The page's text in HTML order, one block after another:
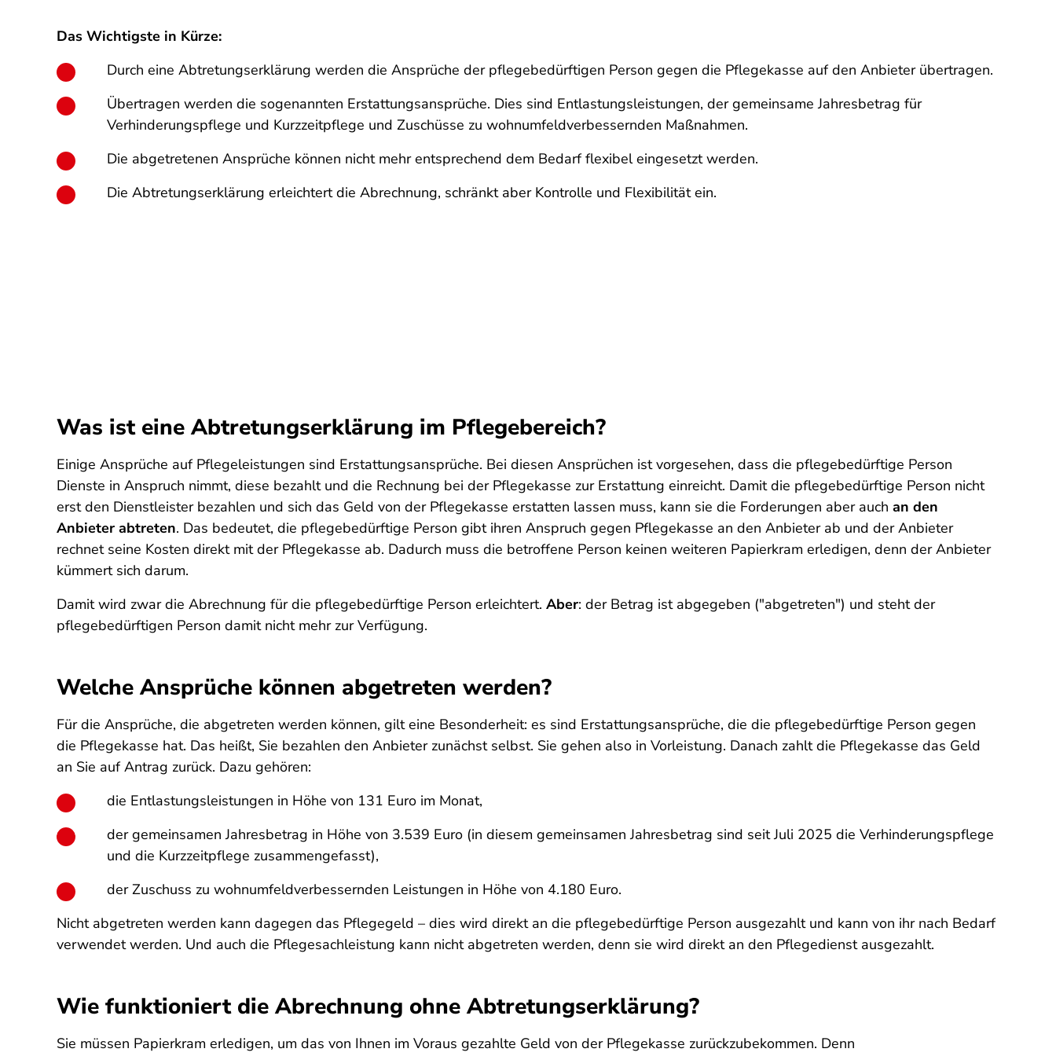
Das Wichtigste in Kürze:
Durch eine Abtretungserklärung werden die Ansprüche der pflegebedürftigen Person gegen die Pflegekasse auf den Anbieter übertragen.
Übertragen werden die sogenannten Erstattungsansprüche. Dies sind Entlastungsleistungen, der gemeinsame Jahresbetrag für
Verhinderungspflege und Kurzzeitpflege und Zuschüsse zu wohnumfeldverbessernden Maßnahmen.
Die abgetretenen Ansprüche können nicht mehr entsprechend dem Bedarf flexibel eingesetzt werden.
Die Abtretungserklärung erleichtert die Abrechnung, schränkt aber Kontrolle und Flexibilität ein.
Was ist eine Abtretungserklärung im Pflegebereich?
Einige Ansprüche auf Pflegeleistungen sind Erstattungsansprüche. Bei diesen Ansprüchen ist vorgesehen, dass die pflegebedürftige Person
Dienste in Anspruch nimmt, diese bezahlt und die Rechnung bei der Pflegekasse zur Erstattung einreicht. Damit die pflegebedürftige Person nicht
erst den Dienstleister bezahlen und sich das Geld von der Pflegekasse erstatten lassen muss, kann sie die Forderungen aber auch an den
Anbieter abtreten. Das bedeutet, die pflegebedürftige Person gibt ihren Anspruch gegen Pflegekasse an den Anbieter ab und der Anbieter
rechnet seine Kosten direkt mit der Pflegekasse ab. Dadurch muss die betroffene Person keinen weiteren Papierkram erledigen, denn der Anbieter
kümmert sich darum.
Damit wird zwar die Abrechnung für die pflegebedürftige Person erleichtert. Aber: der Betrag ist abgegeben ("abgetreten") und steht der
pflegebedürftigen Person damit nicht mehr zur Verfügung.
Welche Ansprüche können abgetreten werden?
Für die Ansprüche, die abgetreten werden können, gilt eine Besonderheit: es sind Erstattungsansprüche, die die pflegebedürftige Person gegen
die Pflegekasse hat. Das heißt, Sie bezahlen den Anbieter zunächst selbst. Sie gehen also in Vorleistung. Danach zahlt die Pflegekasse das Geld
an Sie auf Antrag zurück. Dazu gehören:
die Entlastungsleistungen in Höhe von 131 Euro im Monat,
der gemeinsamen Jahresbetrag in Höhe von 3.539 Euro (in diesem gemeinsamen Jahresbetrag sind seit Juli 2025 die Verhinderungspflege
und die Kurzzeitpflege zusammengefasst),
der Zuschuss zu wohnumfeldverbessernden Leistungen in Höhe von 4.180 Euro.
Nicht abgetreten werden kann dagegen das Pflegegeld – dies wird direkt an die pflegebedürftige Person ausgezahlt und kann von ihr nach Bedarf
verwendet werden. Und auch die Pflegesachleistung kann nicht abgetreten werden, denn sie wird direkt an den Pflegedienst ausgezahlt.
Wie funktioniert die Abrechnung ohne Abtretungserklärung?
Sie müssen Papierkram erledigen, um das von Ihnen im Voraus gezahlte Geld von der Pflegekasse zurückzubekommen. Denn